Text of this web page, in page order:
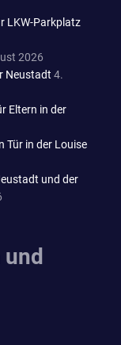
LKW-Parkplatz
2026
Neustadt 4.
Eltern in der
Tür in der Louise
und der